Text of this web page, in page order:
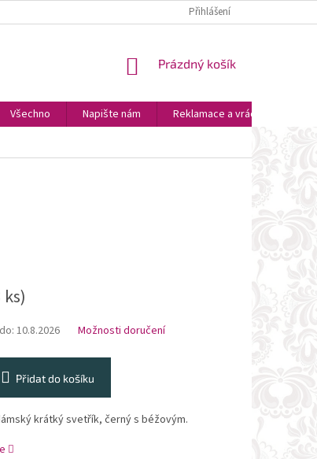
OSOBNÍ VYZVEDNUTÍ
Přihlášení
NÁKUPNÍ
Prázdný košík
Všechno Napište nám
Reklamace a vrácení zboží
ks)
10.8.2026 Možnosti doručení
Přidat do košíku
krátký svetřík, černý s béžovým.